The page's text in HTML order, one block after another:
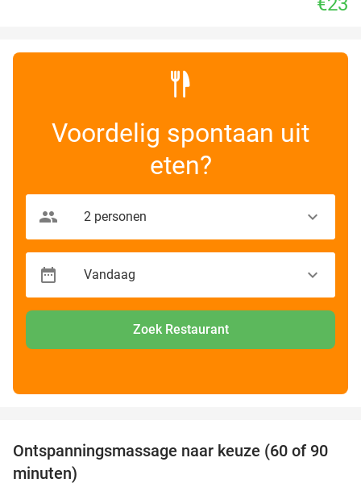
Voordelig spontaan uit
eten?
Zoek Restaurant
40%
Ontspanningsmassage naar keuze (60 of 90
minuten)